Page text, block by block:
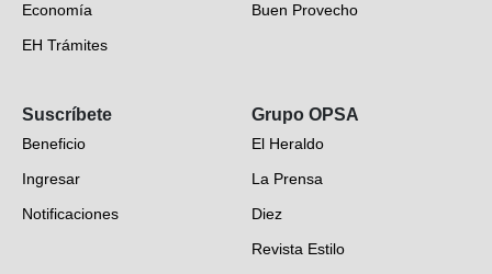
Economía
EH Trámites
EH Verifica
Fotogalerías
Deportes
Videos
Buen Provecho
Suscríbete
Beneficio
Ingresar
Notificaciones
Grupo OPSA
El Heraldo
La Prensa
Diez
Revista Estilo